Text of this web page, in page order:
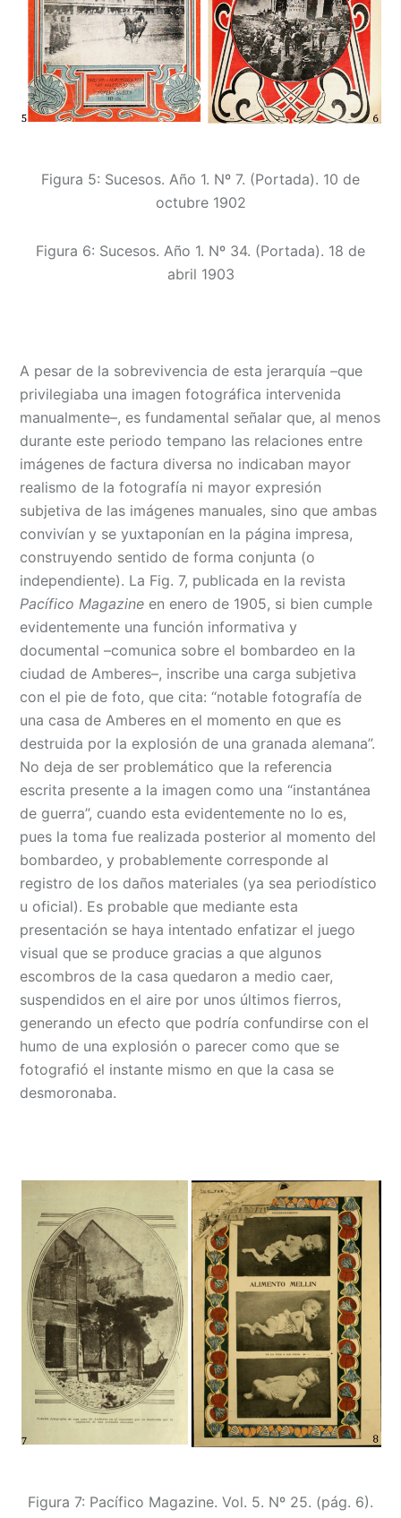
Figura 5: Sucesos. Año 1. Nº 7. (Portada). 10 de
octubre 1902
Figura 6: Sucesos. Año 1. Nº 34. (Portada). 18 de
abril 1903
A pesar de la sobrevivencia de esta jerarquía –que
privilegiaba una imagen fotográfica intervenida
manualmente–, es fundamental señalar que, al menos
durante este periodo tempano las relaciones entre
imágenes de factura diversa no indicaban mayor
realismo de la fotografía ni mayor expresión
subjetiva de las imágenes manuales, sino que ambas
convivían y se yuxtaponían en la página impresa,
construyendo sentido de forma conjunta (o
independiente). La Fig. 7, publicada en la revista
Pacífico Magazine en enero de 1905, si bien cumple
evidentemente una función informativa y
documental –comunica sobre el bombardeo en la
ciudad de Amberes–, inscribe una carga subjetiva
con el pie de foto, que cita: “notable fotografía de
una casa de Amberes en el momento en que es
destruida por la explosión de una granada alemana”.
No deja de ser problemático que la referencia
escrita presente a la imagen como una “instantánea
de guerra”, cuando esta evidentemente no lo es,
pues la toma fue realizada posterior al momento del
bombardeo, y probablemente corresponde al
registro de los daños materiales (ya sea periodístico
u oficial). Es probable que mediante esta
presentación se haya intentado enfatizar el juego
visual que se produce gracias a que algunos
escombros de la casa quedaron a medio caer,
suspendidos en el aire por unos últimos fierros,
generando un efecto que podría confundirse con el
humo de una explosión o parecer como que se
fotografió el instante mismo en que la casa se
desmoronaba.
Figura 7: Pacífico Magazine. Vol. 5. Nº 25. (pág. 6).